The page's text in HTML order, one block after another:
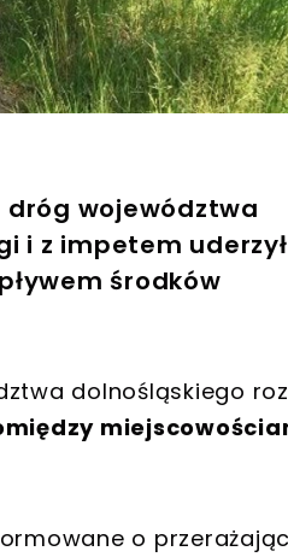
dróg województwa
i z impetem
środków
dolnośląskiego
o